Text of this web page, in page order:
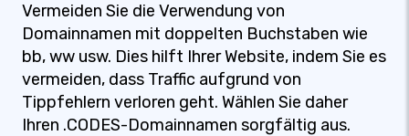
Vermeiden Sie die Verwendung von
Domainnamen mit doppelten Buchstaben wie
bb, ww usw. Dies hilft Ihrer Website, indem Sie es
vermeiden, dass Traffic aufgrund von
Tippfehlern verloren geht. Wählen Sie daher
Ihren .CODES-Domainnamen sorgfältig aus.